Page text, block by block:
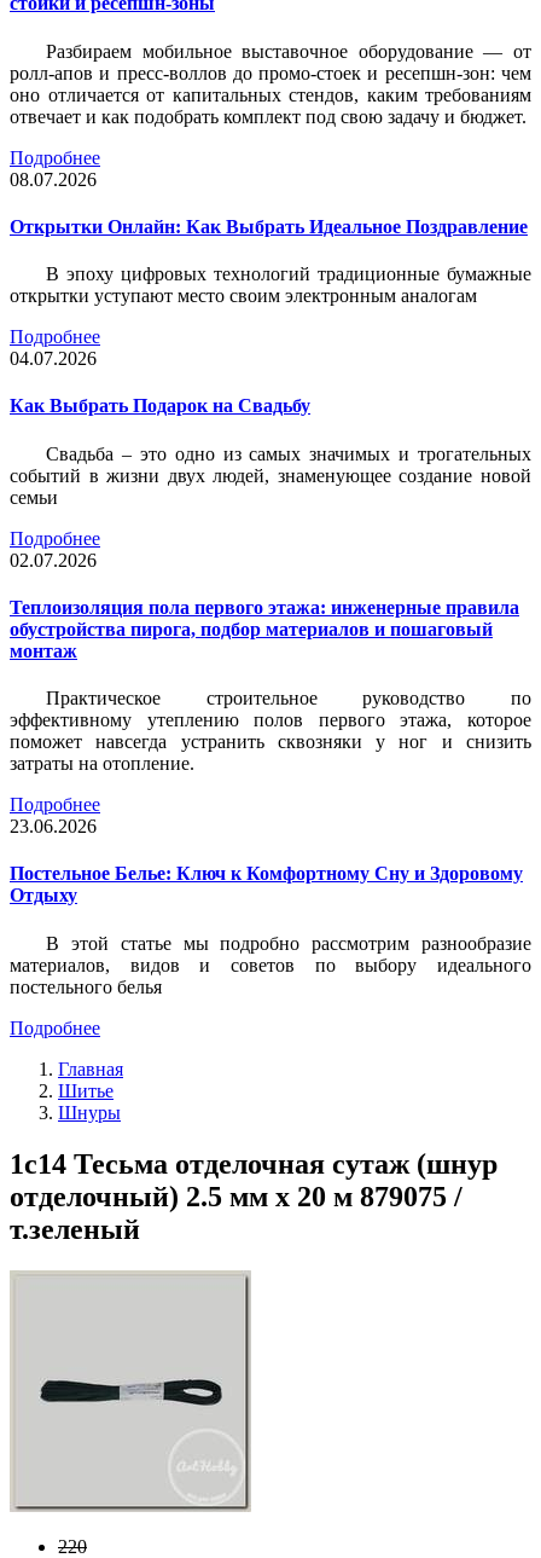
Разбираем мобильное выставочное оборудование — от
ролл-апов и пресс-воллов до промо-стоек и ресепшн-зон: чем
оно отличается от капитальных стендов, каким требованиям
отвечает и как подобрать комплект под свою задачу и бюджет.
Подробнее
08.07.2026
Открытки Онлайн: Как Выбрать Идеальное Поздравление
В эпоху цифровых технологий традиционные бумажные
открытки уступают место своим электронным аналогам
Подробнее
04.07.2026
Как Выбрать Подарок на Свадьбу
Свадьба – это одно из самых значимых и трогательных
событий в жизни двух людей, знаменующее создание новой
семьи
Подробнее
02.07.2026
Теплоизоляция пола первого этажа: инженерные правила
обустройства пирога, подбор материалов и пошаговый
монтаж
Практическое строительное руководство по
эффективному утеплению полов первого этажа, которое
поможет навсегда устранить сквозняки у ног и снизить
затраты на отопление.
Подробнее
23.06.2026
Постельное Белье: Ключ к Комфортному Сну и Здоровому
Отдыху
В этой статье мы подробно рассмотрим разнообразие
материалов, видов и советов по выбору идеального
постельного белья
Подробнее
Главная
Шитье
Шнуры
1с14 Тесьма отделочная сутаж (шнур
отделочный) 2.5 мм х 20 м 879075 /
т.зеленый
220